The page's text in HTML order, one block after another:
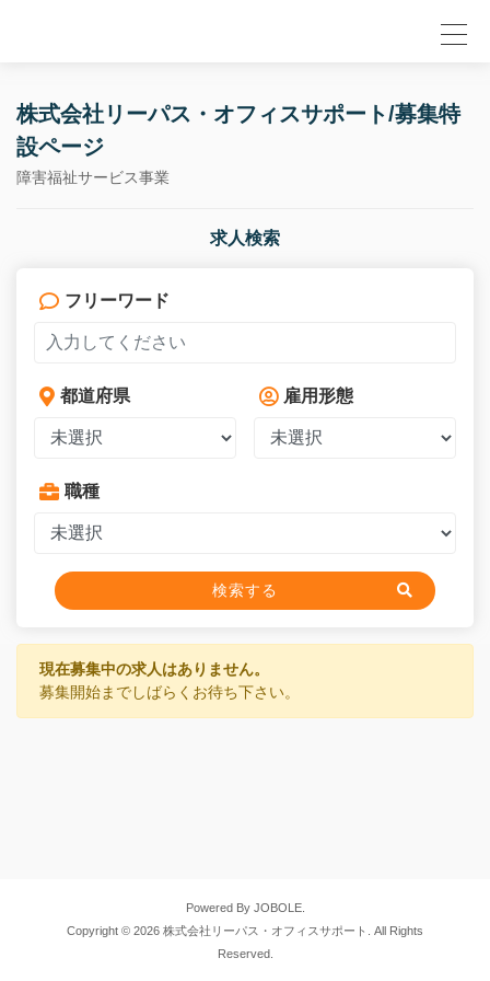
株式会社リーパス・オフィスサポート/募集特
設ページ
障害福祉サービス事業
求人検索
フリーワード
都道府県 雇用形態
職種
検索する
現在募集中の求人はありません。
募集開始までしばらくお待ち下さい。
Powered By JOBOLE.
Copyright © 2026 株式会社リーパス・オフィスサポート. All Rights
Reserved.